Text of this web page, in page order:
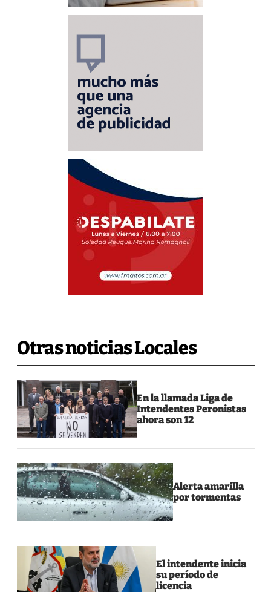
Otras noticias Locales
En la llamada Liga de
Intendentes Peronistas
ahora son 12
Alerta amarilla
por tormentas
El intendente inicia
su período de
licencia